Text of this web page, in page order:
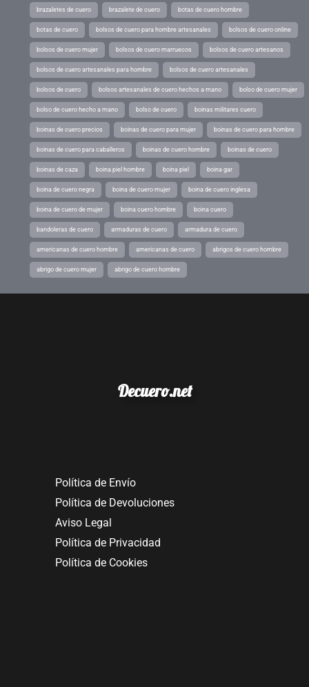
brazaletes de cuero brazalete de cuero botas de cuero hombre
botas de cuero bolsos de cuero para hombre artesanales bolsos de cuero online
bolsos de cuero mujer bolsos de cuero marruecos bolsos de cuero artesanos
bolsos de cuero artesanales para hombre bolsos de cuero artesanales
bolsos de cuero bolsos artesanales de cuero hechos a mano bolso de cuero mujer
bolso de cuero hecho a mano bolso de cuero boinas militares cuero
boinas de cuero precios boinas de cuero para mujer boinas de cuero para hombre
boinas de cuero para caballeros boinas de cuero hombre boinas de cuero
boinas de caza boina piel hombre boina piel boina gar
boina de cuero negra boina de cuero mujer boina de cuero inglesa
boina de cuero de mujer boina cuero hombre boina cuero
bandoleras de cuero armaduras de cuero armadura de cuero
americanas de cuero hombre americanas de cuero abrigos de cuero hombre
abrigo de cuero mujer abrigo de cuero hombre
Decuero.net
Política de Envío
Política de Devoluciones
Aviso Legal
Política de Privacidad
Política de Cookies